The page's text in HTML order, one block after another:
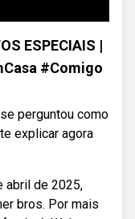
ESPECIAIS |
#Comigo
perguntou como
explicar agora
abril de 2025,
bros. Por mais